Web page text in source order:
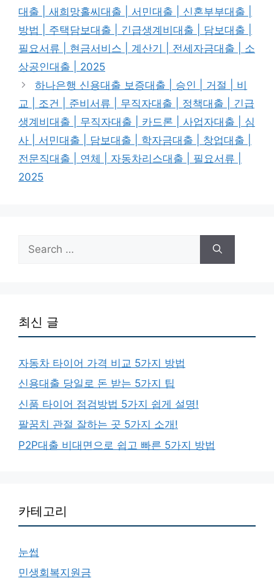
대출 | 새희망홀씨대출 | 서민대출 | 신혼부부대출 |
방법 | 주택담보대출 | 긴급생계비대출 | 담보대출 |
필요서류 | 현금서비스 | 계산기 | 전세자금대출 | 소
상공인대출 | 2025
하나은행 신용대출 보증대출 | 승인 | 거절 | 비
교 | 조건 | 준비서류 | 무직자대출 | 정책대출 | 긴급
생계비대출 | 무직자대출 | 카드론 | 사업자대출 | 심
사 | 서민대출 | 담보대출 | 학자금대출 | 창업대출 |
전문직대출 | 연체 | 자동차리스대출 | 필요서류 |
2025
for:
최신 글
자동차 타이어 가격 비교 5가지 방법
신용대출 당일로 돈 받는 5가지 팁
신품 타이어 점검방법 5가지 쉽게 설명!
팔꿈치 관절 잘하는 곳 5가지 소개!
P2P대출 비대면으로 쉽고 빠른 5가지 방법
카테고리
눈썹
민생회복지원금